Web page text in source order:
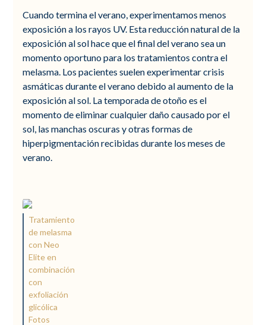
Cuando termina el verano, experimentamos menos
exposición a los rayos UV. Esta reducción natural de la
exposición al sol hace que el final del verano sea un
momento oportuno para los tratamientos contra el
melasma. Los pacientes suelen experimentar crisis
asmáticas durante el verano debido al aumento de la
exposición al sol. La temporada de otoño es el
momento de eliminar cualquier daño causado por el
sol, las manchas oscuras y otras formas de
hiperpigmentación recibidas durante los meses de
verano.
Tratamiento
de melasma
con Neo
Elite en
combinación
con
exfoliación
glicólica
Fotos